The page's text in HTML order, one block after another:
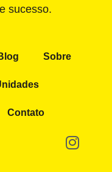
sucesso.
Sobre
Contato